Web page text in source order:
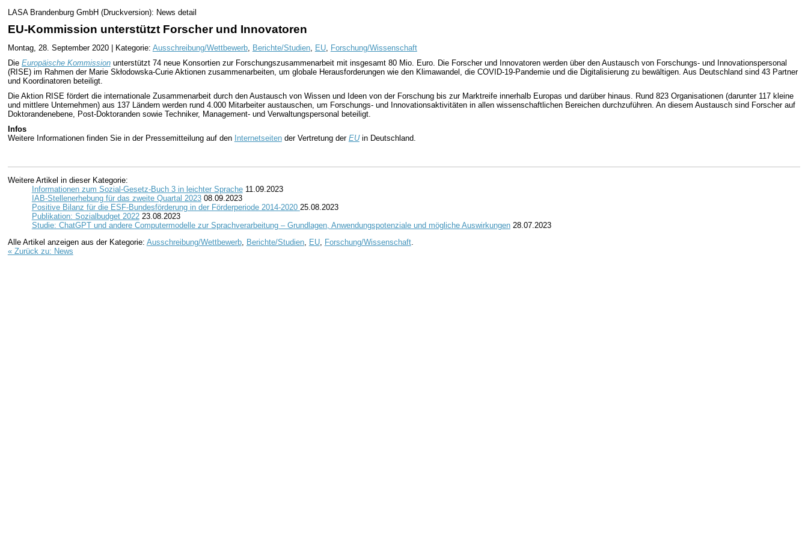
LASA Brandenburg GmbH (Druckversion): News detail
EU-Kommission unterstützt Forscher und Innovatoren
Montag, 28. September 2020 | Kategorie: Ausschreibung/Wettbewerb, Berichte/Studien, EU, Forschung/Wissenschaft
Die Europäische Kommissionunterstützt 74 neue Konsortien zur Forschungszusammenarbeit mit insgesamt 80 Mio. Euro. Die Forscher und Innovatoren werden über den Austausch von Forschungs- und Innovationspersonal
(RISE) im Rahmen der Marie Skłodowska-Curie Aktionen zusammenarbeiten, um globale Herausforderungen wie den Klimawandel, die COVID-19-Pandemie und die Digitalisierung zu bewältigen. Aus Deutschland sind 43 Partner
und Koordinatoren beteiligt.
Die Aktion RISE fördert die internationale Zusammenarbeit durch den Austausch von Wissen und Ideen von der Forschung bis zur Marktreife innerhalb Europas und darüber hinaus. Rund 823 Organisationen (darunter 117 kleine
und mittlere Unternehmen) aus 137 Ländern werden rund 4.000 Mitarbeiter austauschen, um Forschungs- und Innovationsaktivitäten in allen wissenschaftlichen Bereichen durchzuführen. An diesem Austausch sind Forscher auf
Doktorandenebene, Post-Doktoranden sowie Techniker, Management- und Verwaltungspersonal beteiligt.
Infos
Weitere Informationen finden Sie in der Pressemitteilung auf den Internetseitender Vertretung der EUin Deutschland.
Weitere Artikel in dieser Kategorie:
Informationen zum Sozial-Gesetz-Buch 3 in leichter Sprache 11.09.2023
IAB-Stellenerhebung für das zweite Quartal 2023 08.09.2023
Positive Bilanz für die ESF-Bundesförderung in der Förderperiode 2014-2020 25.08.2023
Publikation: Sozialbudget 2022 23.08.2023
Studie: ChatGPT und andere Computermodelle zur Sprachverarbeitung – Grundlagen, Anwendungspotenziale und mögliche Auswirkungen 28.07.2023
Alle Artikel anzeigen aus der Kategorie: Ausschreibung/Wettbewerb, Berichte/Studien, EU, Forschung/Wissenschaft.
« Zurück zu: News